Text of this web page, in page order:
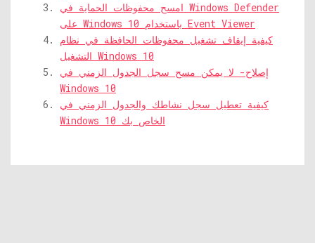
امسح محفوظات الحماية في Windows Defender
على Windows 10 باستخدام Event Viewer
كيفية إيقاف تشغيل محفوظات الحافظة في نظام
التشغيل Windows 10
إصلاح- لا يمكن مسح سجل الجدول الزمني في
Windows 10
كيفية تعطيل سجل نشاطك والجدول الزمني في
Windows 10 الخاص بك